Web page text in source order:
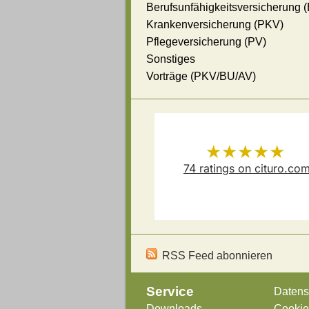
Berufsunfähigkeitsversicherung
Krankenversicherung (PKV)
Pflegeversicherung (PV)
Sonstiges
Vorträge (PKV/BU/AV)
Schösserhas
★★★★★
74 ratings on cituro.com
RSS Feed abonnieren
Service